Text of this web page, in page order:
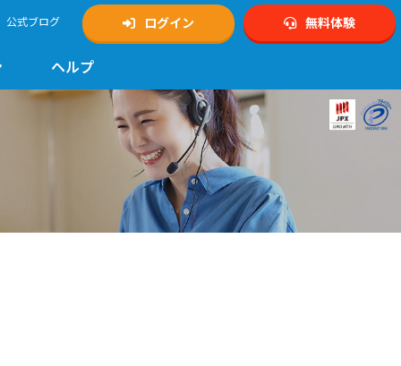
公式ブログ ログイン 無料体験
ヘルプ